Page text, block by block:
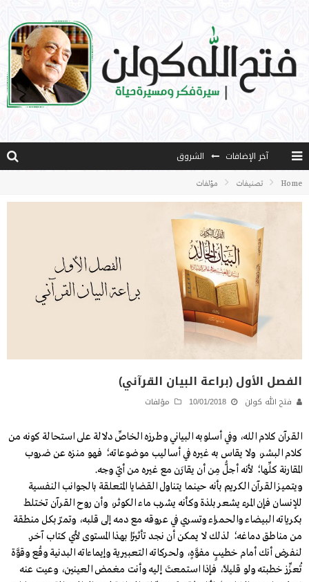
آخر الإضافات
الشروق
المثقفون المتعلقون بالأماني والخيالات
نفحات قدسية في خدمة أمتنا
Home تصنيفات مؤلفات
الفصل الأول (براعة البيان القرآني)
فتح الله كولن 10/01/2018 مؤلفات
القرآن كلام الله، وفي أسلوبه البياني وطرزه الخاصِّ دلالة على استحالة كونه من
كلام البشر، ولا يقاس به غيره في أساليب موضوعاته؛ فهو منزه عن ضروب
المقارنة كلِّها؛ لأنه أجلُّ مِن أن يقارَن مع غيره من أيّ وجه.
ويتميز القرآن الكريم بأنه حينما يتناول القضايا المتعلقة بالجوانب النفسية
للإنسان فإن المرء يشعر بلذة وكأنه يشرب ماء الكوثر، وأن روح القرآن تختلط
بكرياته البيضاء والحمراء وتسري في عروقه مع دمه إلى قلبه، وتمرّ بكل منطقة
من مناطق دماغه؛ لذلك لا يمكن أن نجد تأثيرًا بهذا المستوى لأي كتاب آخر.
لنفرض أنك أمام خطيبٍ مفوَّهٍ، ولحركاته التعبيرية وإيماءاته البدنية وقْع وقوَّة
تُعزِّز خطبته ولو قليلًا، فإذا استمعتَ إليه وأنت مغمض العينين، وعيت عنه